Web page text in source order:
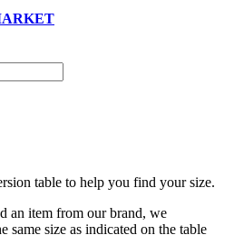
table to help you find your size.
an item from our brand, we
same size as indicated on the table